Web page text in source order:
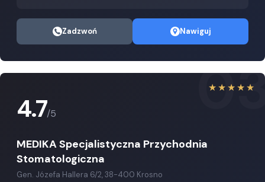
Zadzwoń Nawiguj
★★★★★
4.7/5
MEDIKA Specjalistyczna Przychodnia
Stomatologiczna
Gen. Józefa Hallera 6/2, 38-400 Krosno